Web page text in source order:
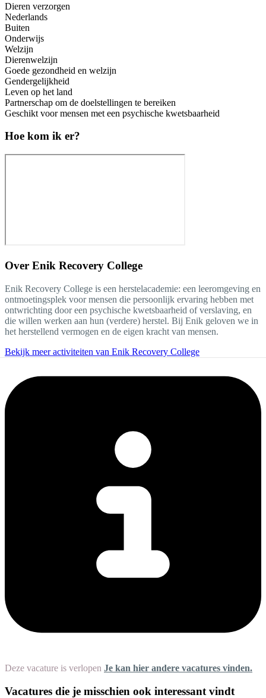
Dieren verzorgen
Nederlands
Buiten
Onderwijs
Welzijn
Dierenwelzijn
Goede gezondheid en welzijn
Gendergelijkheid
Leven op het land
Partnerschap om de doelstellingen te bereiken
Geschikt voor mensen met een psychische kwetsbaarheid
Hoe kom ik er?
Over Enik Recovery College
Enik Recovery College is een herstelacademie: een leeromgeving en
ontmoetingsplek voor mensen die persoonlijk ervaring hebben met
ontwrichting door een psychische kwetsbaarheid of verslaving, en
die willen werken aan hun (verdere) herstel. Bij Enik geloven we in
het herstellend vermogen en de eigen kracht van mensen.
Bekijk meer activiteiten van Enik Recovery College
Deze vacature is verlopen Je kan hier andere vacatures vinden.
Vacatures die je misschien ook interessant vindt